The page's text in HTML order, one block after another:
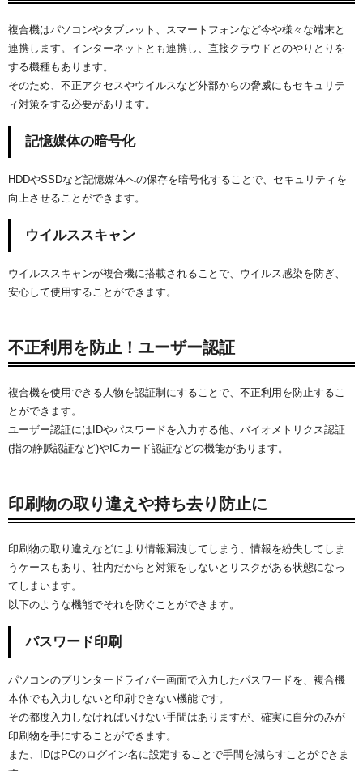
複合機はパソコンやタブレット、スマートフォンなど今や様々な端末と
連携します。インターネットとも連携し、直接クラウドとのやりとりを
する機種もあります。
そのため、不正アクセスやウイルスなど外部からの脅威にもセキュリテ
ィ対策をする必要があります。
記憶媒体の暗号化
HDDやSSDなど記憶媒体への保存を暗号化することで、セキュリティを
向上させることができます。
ウイルススキャン
ウイルススキャンが複合機に搭載されることで、ウイルス感染を防ぎ、
安心して使用することができます。
不正利用を防止！ユーザー認証
複合機を使用できる人物を認証制にすることで、不正利用を防止するこ
とができます。
ユーザー認証にはIDやパスワードを入力する他、バイオメトリクス認証
(指の静脈認証など)やICカード認証などの機能があります。
印刷物の取り違えや持ち去り防止に
印刷物の取り違えなどにより情報漏洩してしまう、情報を紛失してしま
うケースもあり、社内だからと対策をしないとリスクがある状態になっ
てしまいます。
以下のような機能でそれを防ぐことができます。
パスワード印刷
パソコンのプリンタードライバー画面で入力したパスワードを、複合機
本体でも入力しないと印刷できない機能です。
その都度入力しなければいけない手間はありますが、確実に自分のみが
印刷物を手にすることができます。
また、IDはPCのログイン名に設定することで手間を減らすことができま